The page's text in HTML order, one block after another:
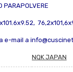
PARAPOLVERE
e-mail a
NQK JAPAN